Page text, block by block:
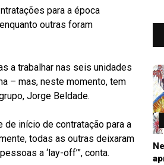
para a época
outras foram
a trabalhar nas seis unidades
– mas, neste momento, tem
Jorge Beldade.
de início de contratação para a
todas as outras deixaram
a ‘lay-off’”, conta.